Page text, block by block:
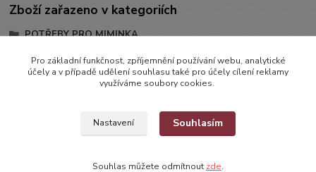
Zboží zařazeno v kategoriích
POTŘEBY PRO MIMINKA
Bryndáčky, Zástěry
Bryndáčky
Pro základní funkčnost, zpříjemnění používání webu, analytické
účely a v případě udělení souhlasu také pro účely cílení reklamy
využíváme soubory cookies.
Nastavení Souhlasím
Souhlas můžete odmítnout zde.